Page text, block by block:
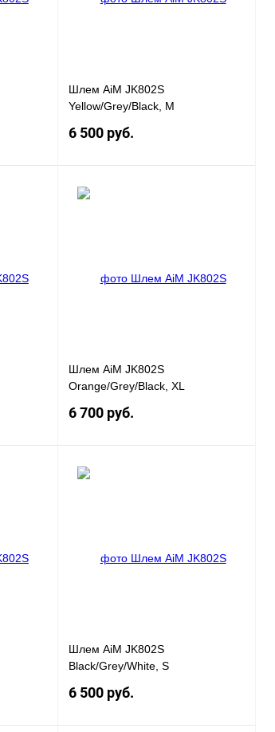
В избранное Под заказ
Шлем AiM JK802S
Yellow/Grey/Black, M
6 500 руб.
В избранное Под заказ
Шлем AiM JK802S
Orange/Grey/Black, XL
6 700 руб.
В избранное Под заказ
Шлем AiM JK802S
Black/Grey/White, S
6 500 руб.